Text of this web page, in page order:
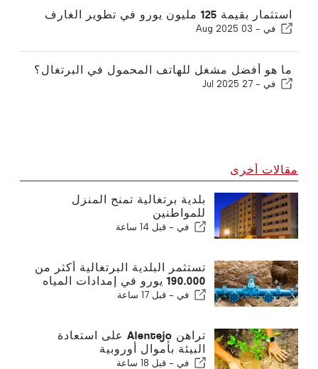
استثمار بقيمة 125 مليون يورو في تطوير الغارف
في - 03 Aug 2025
ما هو أفضل مشغل للهاتف المحمول في البرتغال؟
في - 27 Jul 2025
مقالات أخرى
بلدية برتغالية تمنح المنزل
للمواطنين
في - قبل 14 ساعة
تستثمر البلدية البرتغالية أكثر من
190.000 يورو في إمدادات المياه
في - قبل 17 ساعة
تراهن Alentejo على استعادة
البيئة بأموال أوروبية
في - قبل 18 ساعة